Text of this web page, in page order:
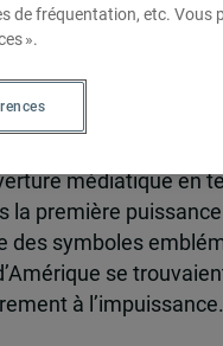
en raison de
médiatique en
la première
symboles
se
à l’impuissance.
de fréquentation, etc. Vous
».